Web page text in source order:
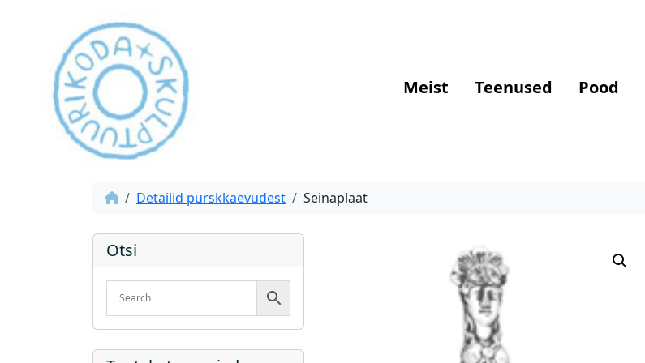
Meist Teenused Pood
Detailid purskkaevudest Seinaplaat
Otsi